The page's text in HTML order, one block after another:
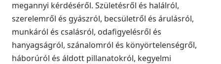
megannyi kérdéséről. Születésről és halálról,
szerelemről és gyászról, becsületről és árulásról,
munkáról és csalásról, odafigyelésről és
hanyagságról, szánalomról és könyörtelenségről,
háborúról és áldott pillanatokról, kegyelmi